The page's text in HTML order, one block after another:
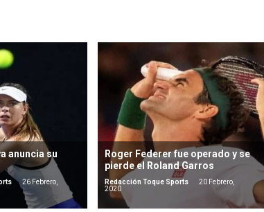
anuncia su
26 Febrero,
Roger Federer fue operado y se
pierde el Roland Garros
Redacción Toque Sports
20 Febrero,
2020